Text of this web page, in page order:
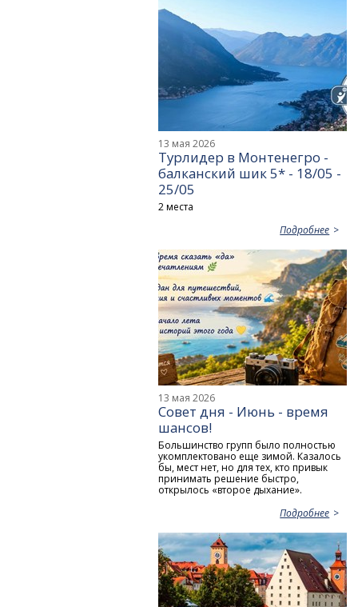
13 мая 2026
Турлидер в Монтенегро -
балканский шик 5* - 18/05 -
25/05
2 места
Подробнее
13 мая 2026
Совет дня - Июнь - время
шансов!
Большинство групп было полностью
укомплектовано еще зимой. Казалось
бы, мест нет, но для тех, кто привык
принимать решение быстро,
открылось «второе дыхание».
Подробнее